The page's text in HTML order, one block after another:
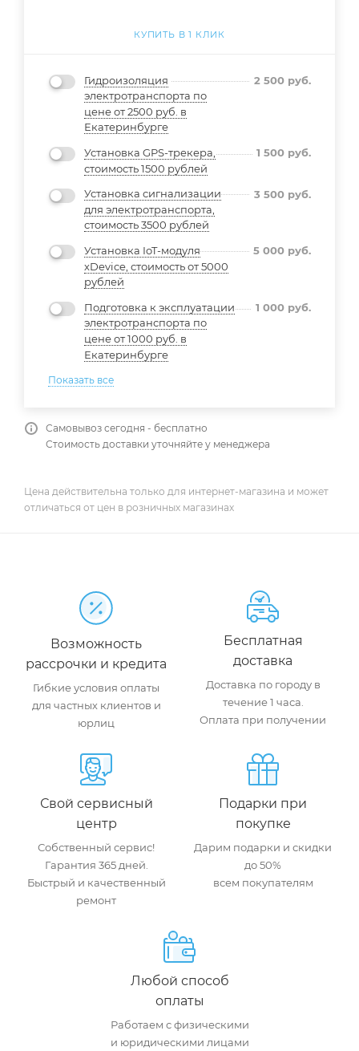
КУПИТЬ В 1 КЛИК
Гидроизоляция
электротранспорта по
цене от 2500 руб. в
Екатеринбурге
2 500 руб.
Установка GPS-трекера,
стоимость 1500 рублей
1 500 руб.
Установка сигнализации
для электротранспорта,
стоимость 3500 рублей
3 500 руб.
Установка IoT-модуля
xDevice, стоимость от 5000
рублей
5 000 руб.
Подготовка к эксплуатации
электротранспорта по
цене от 1000 руб. в
Екатеринбурге
1 000 руб.
Показать все
Самовывоз сегодня - бесплатно
Стоимость доставки уточняйте у менеджера
Цена действительна только для интернет-магазина и может
отличаться от цен в розничных магазинах
Возможность
рассрочки и кредита
Гибкие условия оплаты
для частных клиентов и
юрлиц
Бесплатная
доставка
Доставка по городу в
течение 1 часа.
Оплата при получении
Свой сервисный
центр
Собственный сервис!
Гарантия 365 дней.
Быстрый и качественный
ремонт
Подарки при
покупке
Дарим подарки и скидки
до 50%
всем покупателям
Любой способ
оплаты
Работаем с физическими
и юридическими лицами